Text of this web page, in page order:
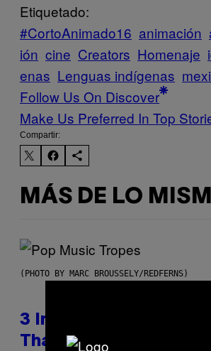
Etiquetado:
#CortoAnimado16 animación
ión cine Creators Homenaje
enas Lenguas indígenas
Follow Us On Discover
Make Us Preferred In Top
Compartir:
MÁS DE LO
(PHOTO BY MARC BROUSSELY/REDFERNS)
3 Insufferable Pop
That Predate the Gen